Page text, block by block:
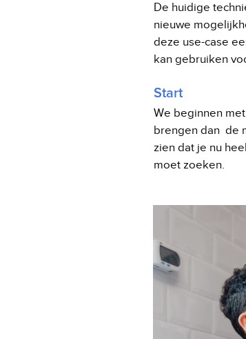
De huidige
nieuwe
deze use-case
kan gebruiken
Start
We beginnen
brengen dan de
zien dat je nu
moet zoeken.